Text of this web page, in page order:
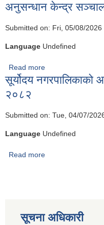
अनुसन्धान केन्द्र
Submitted on: Fri, 05/08/2026
Language Undefined
Read more
केन्द्र सञ्चालन
सूर्योदय
२०८२
Submitted on: Tue, 04/07/
Language Undefined
Read more
सूचना अधिकारी